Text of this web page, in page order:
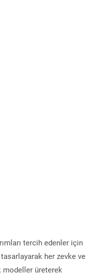
tercih edenler için
her zevke ve
modeller üreterek